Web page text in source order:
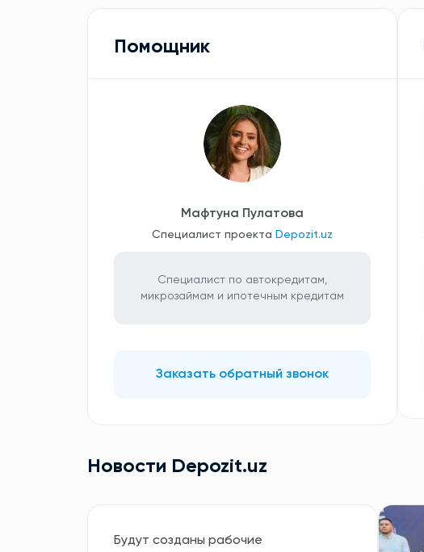
Помощник
Мафтуна Пулатова
Специалист проекта Depozit.uz
Специалист по автокредитам,
микрозаймам и ипотечным кредитам
Заказать обратный звонок
Новости Depozit.uz
Будут созданы рабочие